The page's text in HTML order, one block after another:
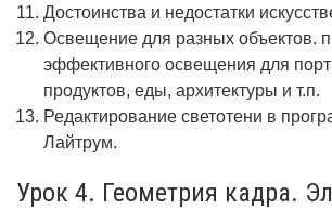
Достоинства и недостатки
Освещение для разных объектов.
эффективного освещения для
продуктов, еды, архитектуры и т.п.
Редактирование светотени в
Лайтрум.
Урок 4. Геометрия кадра.